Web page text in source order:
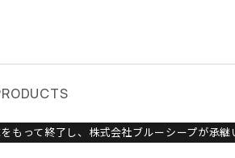
って終了し、株式会社ブルーシープが承継